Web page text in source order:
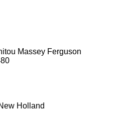
Massey Ferguson
Holland